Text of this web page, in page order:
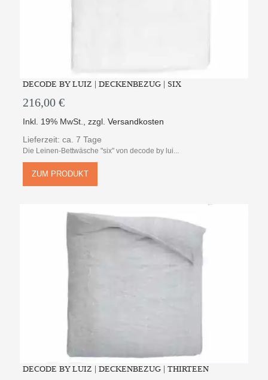
DECODE BY LUIZ | DECKENBEZUG | SIX
216,00 €
Inkl. 19% MwSt. ,zzgl.Versandkosten
Lieferzeit: ca. 7 Tage
Die Leinen-Bettwäsche "six" von decode by lui...
ZUM PRODUKT
DECODE BY LUIZ | DECKENBEZUG | THIRTEEN